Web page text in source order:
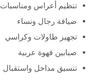
تنظيم أعراس ومناسبات
ضيافة رجال ونساء
تجهيز طاولات وكراسي
صبابين قهوة عربية
تنسيق مداخل واستقبال